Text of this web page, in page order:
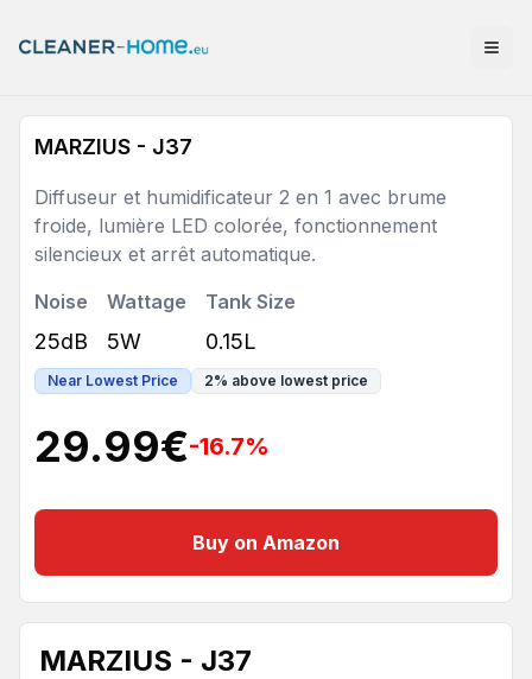
MARZIUS - J37
Diffuseur et humidificateur 2 en 1 avec brume
froide, lumière LED colorée, fonctionnement
silencieux et arrêt automatique.
Noise
25dB
Wattage
5W
Tank Size
0.15L
Near Lowest Price 2% above lowest price
29.99€-16.7%
Buy on Amazon
MARZIUS - J37